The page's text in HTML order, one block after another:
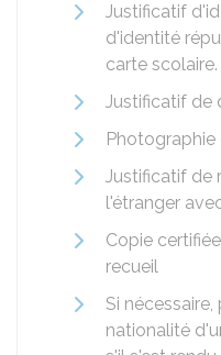
Justificatif
d'identité
carte scolaire.
Justificatif de
Justificatif de
l'étranger
Copie
recueil
Si
nationalité